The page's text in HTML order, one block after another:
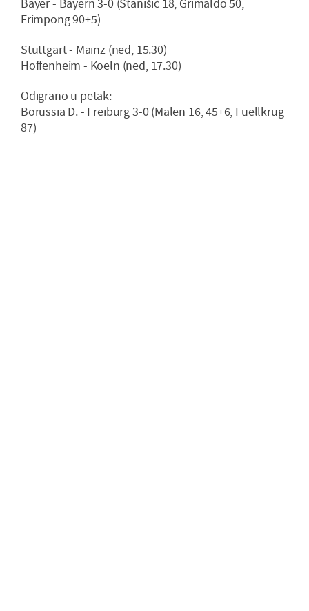
Frimpong 90+5)
Stuttgart - Mainz (ned, 15.30)
Hoffenheim - Koeln (ned, 17.30)
Odigrano u petak:
Borussia D. - Freiburg 3-0 (Malen 16, 45+6, Fuellkrug
87)